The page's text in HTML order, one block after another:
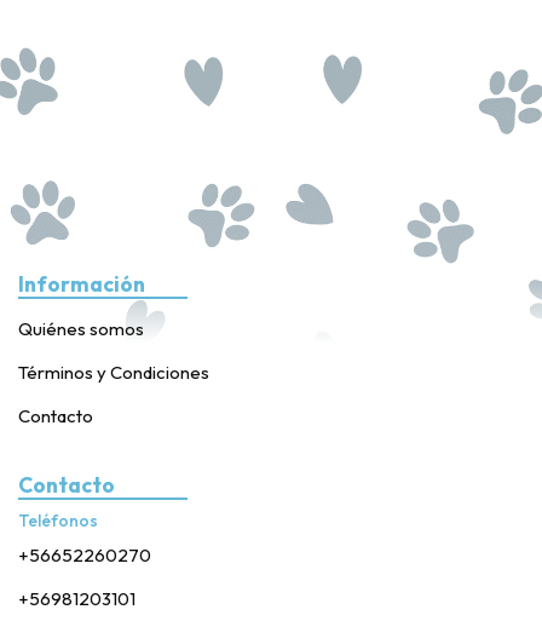
Información
Quiénes somos
Términos y Condiciones
Contacto
Contacto
Teléfonos
+56652260270
+56981203101